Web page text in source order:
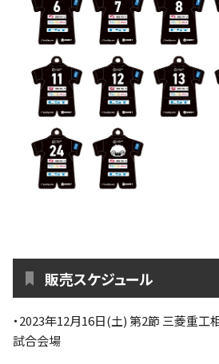
販売スケジュール
・2023年12月16日(土) 第2節 三菱重工
試合会場